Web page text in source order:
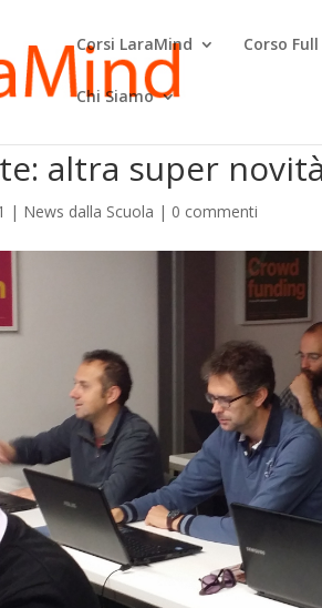
Corsi LaraMind Corso
Chi Siamo
altra super
| News dalla Scuola | 0 commenti